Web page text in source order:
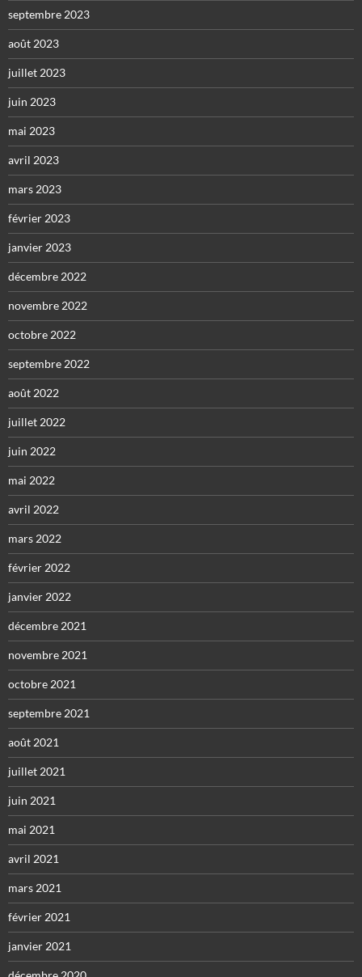
septembre 2023
août 2023
juillet 2023
juin 2023
mai 2023
avril 2023
mars 2023
février 2023
janvier 2023
décembre 2022
novembre 2022
octobre 2022
septembre 2022
août 2022
juillet 2022
juin 2022
mai 2022
avril 2022
mars 2022
février 2022
janvier 2022
décembre 2021
novembre 2021
octobre 2021
septembre 2021
août 2021
juillet 2021
juin 2021
mai 2021
avril 2021
mars 2021
février 2021
janvier 2021